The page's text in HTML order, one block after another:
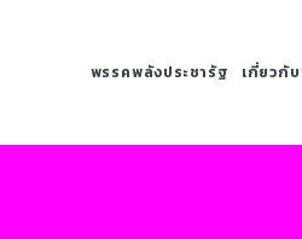
พรรคพลังประชารัฐ เกี่ยวกั